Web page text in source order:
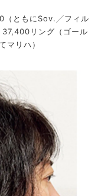
（ともにSov.╱フィル
リング（ゴール
マリハ）